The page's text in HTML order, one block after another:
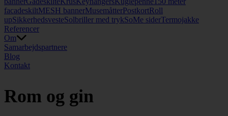
facadeskiltMESH bannerMusemåtterPostkortRoll
upSikkerhedsvesteSolbriller med trykSoMe siderTermojakke
Referencer
Om
Samarbejdspartnere
Blog
Kontakt
Rom og gin